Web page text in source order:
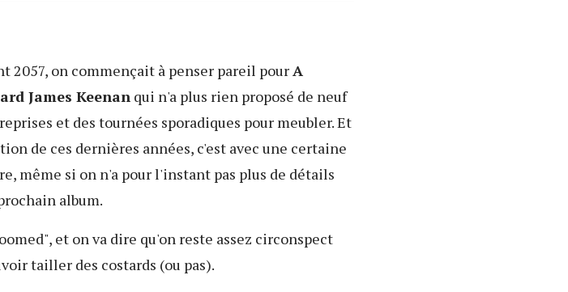
2057, on commençait à penser pareil pour A
James Keenan qui n'a plus rien proposé de neuf
et des tournées sporadiques pour meubler. Et
de ces dernières années, c'est avec une certaine
même si on n'a pour l'instant pas plus de détails
album.
et on va dire qu'on reste assez circonspect
tailler des costards (ou pas).